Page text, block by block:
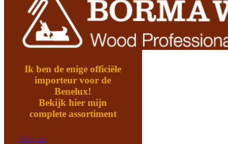
Ik ben de enige officiële
importeur voor de
Benelux!
Bekijk hier mijn
complete assortiment
Shop nu